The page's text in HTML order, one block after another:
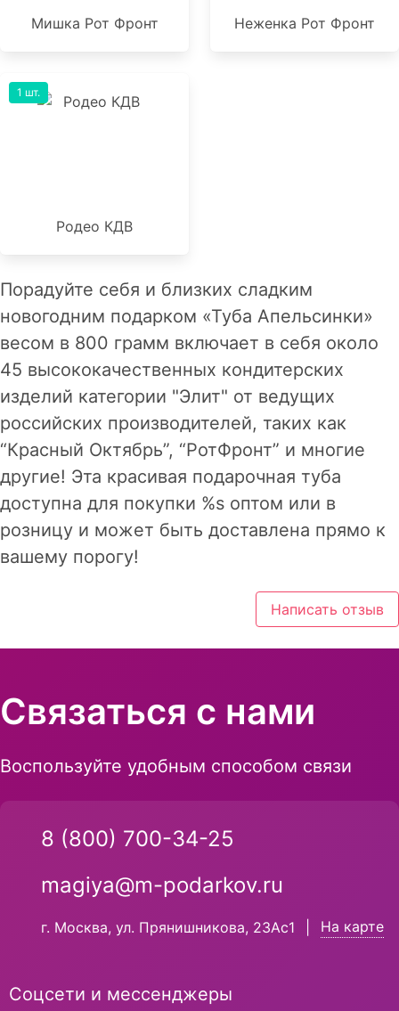
Мишка Рот Фронт Неженка Рот Фронт
Родео КДВ
1 шт.
Порадуйте себя и близких сладким
новогодним подарком «Туба Апельсинки»
весом в 800 грамм включает в себя около
45 высококачественных кондитерских
изделий категории "Элит" от ведущих
российских производителей, таких как
“Красный Октябрь”, “РотФронт” и многие
другие! Эта красивая подарочная туба
доступна для покупки %s оптом или в
розницу и может быть доставлена прямо к
вашему порогу!
Написать отзыв
Связаться с нами
Воспользуйте удобным способом связи
8 (800) 700-34-25
magiya@m-podarkov.ru
г. Москва, ул. Прянишникова, 23Ас1 На карте
Соцсети и мессенджеры